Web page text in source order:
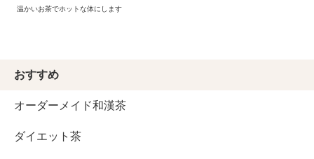
温かいお茶でホットな体にします
おすすめ
オーダーメイド和漢茶
ダイエット茶